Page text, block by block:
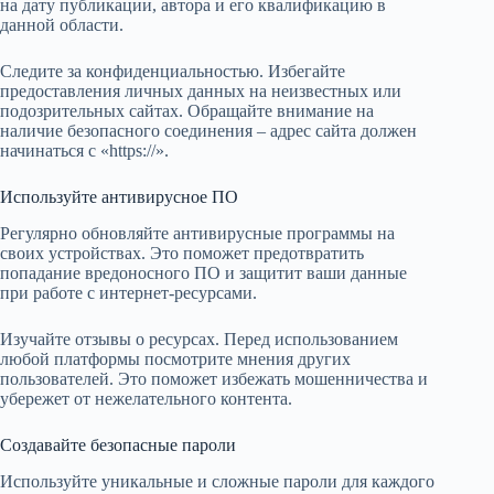
на дату публикации, автора и его квалификацию в
данной области.
Следите за конфиденциальностью. Избегайте
предоставления личных данных на неизвестных или
подозрительных сайтах. Обращайте внимание на
наличие безопасного соединения – адрес сайта должен
начинаться с «https://».
Используйте антивирусное ПО
Регулярно обновляйте антивирусные программы на
своих устройствах. Это поможет предотвратить
попадание вредоносного ПО и защитит ваши данные
при работе с интернет-ресурсами.
Изучайте отзывы о ресурсах. Перед использованием
любой платформы посмотрите мнения других
пользователей. Это поможет избежать мошенничества и
убережет от нежелательного контента.
Создавайте безопасные пароли
Используйте уникальные и сложные пароли для каждого